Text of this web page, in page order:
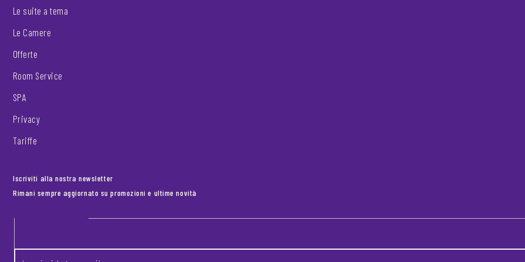
Le suite a tema
Le Camere
Offerte
Room Service
SPA
Privacy
Tariffe
Iscriviti alla nostra newsletter
Rimani sempre aggiornato su promozioni e ultime novità
Footer newsletter